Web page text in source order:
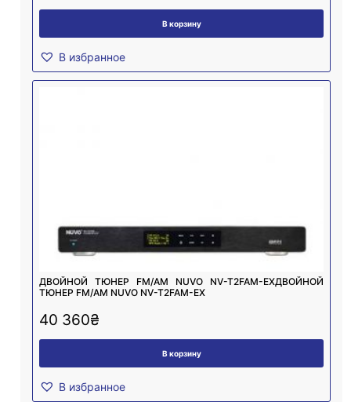
В корзину
В избранное
ДВОЙНОЙ ТЮНЕР FM/AM NUVO NV-T2FAM-EXДВОЙНОЙ
ТЮНЕР FM/AM NUVO NV-T2FAM-EX
40 360₴
В корзину
В избранное